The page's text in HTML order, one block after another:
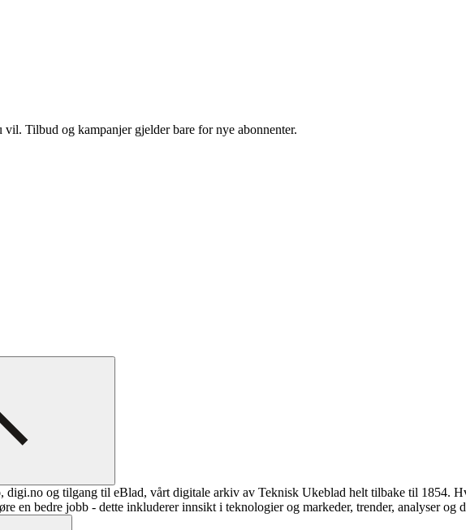
Tilbud og kampanjer gjelder bare for nye abonnenter.
og tilgang til eBlad, vårt digitale arkiv av Teknisk Ukeblad helt tilbake til 1854.
en bedre jobb - dette inkluderer innsikt i teknologier og markeder, trender, analyser og